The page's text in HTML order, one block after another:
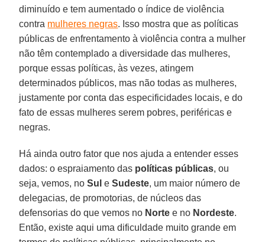
diminuído e tem aumentado o índice de violência
contra mulheres negras. Isso mostra que as políticas
públicas de enfrentamento à violência contra a mulher
não têm contemplado a diversidade das mulheres,
porque essas políticas, às vezes, atingem
determinados públicos, mas não todas as mulheres,
justamente por conta das especificidades locais, e do
fato de essas mulheres serem pobres, periféricas e
negras.
Há ainda outro fator que nos ajuda a entender esses
dados: o espraiamento das políticas públicas, ou
seja, vemos, noSul eSudeste, um maior número de
delegacias, de promotorias, de núcleos das
defensorias do que vemos no Norte e no Nordeste.
Então, existe aqui uma dificuldade muito grande em